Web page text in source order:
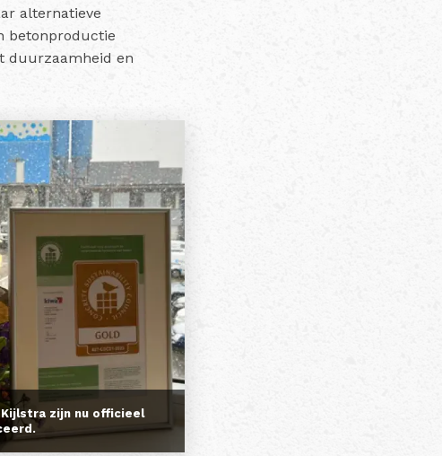
alternatieve
betonproductie
duurzaamheid en
zijn nu officieel